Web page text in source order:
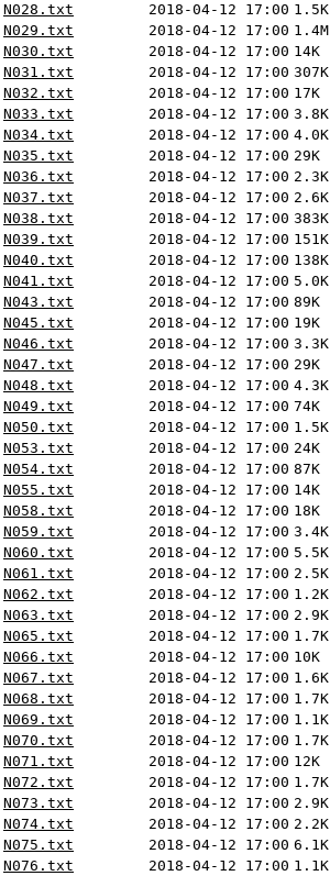
N028.txt
2018-04-12 17:00 1.5K
N029.txt
2018-04-12 17:00 1.4M
N030.txt
2018-04-12 17:00 14K
N031.txt
2018-04-12 17:00 307K
N032.txt
2018-04-12 17:00 17K
N033.txt
2018-04-12 17:00 3.8K
N034.txt
2018-04-12 17:00 4.0K
N035.txt
2018-04-12 17:00 29K
N036.txt
2018-04-12 17:00 2.3K
N037.txt
2018-04-12 17:00 2.6K
N038.txt
2018-04-12 17:00 383K
N039.txt
2018-04-12 17:00 151K
N040.txt
2018-04-12 17:00 138K
N041.txt
2018-04-12 17:00 5.0K
N043.txt
2018-04-12 17:00 89K
N045.txt
2018-04-12 17:00 19K
N046.txt
2018-04-12 17:00 3.3K
N047.txt
2018-04-12 17:00 29K
N048.txt
2018-04-12 17:00 4.3K
N049.txt
2018-04-12 17:00 74K
N050.txt
2018-04-12 17:00 1.5K
N053.txt
2018-04-12 17:00 24K
N054.txt
2018-04-12 17:00 87K
N055.txt
2018-04-12 17:00 14K
N058.txt
2018-04-12 17:00 18K
N059.txt
2018-04-12 17:00 3.4K
N060.txt
2018-04-12 17:00 5.5K
N061.txt
2018-04-12 17:00 2.5K
N062.txt
2018-04-12 17:00 1.2K
N063.txt
2018-04-12 17:00 2.9K
N065.txt
2018-04-12 17:00 1.7K
N066.txt
2018-04-12 17:00 10K
N067.txt
2018-04-12 17:00 1.6K
N068.txt
2018-04-12 17:00 1.7K
N069.txt
2018-04-12 17:00 1.1K
N070.txt
2018-04-12 17:00 1.7K
N071.txt
2018-04-12 17:00 12K
N072.txt
2018-04-12 17:00 1.7K
N073.txt
2018-04-12 17:00 2.9K
N074.txt
2018-04-12 17:00 2.2K
N075.txt
2018-04-12 17:00 6.1K
N076.txt
2018-04-12 17:00 1.1K